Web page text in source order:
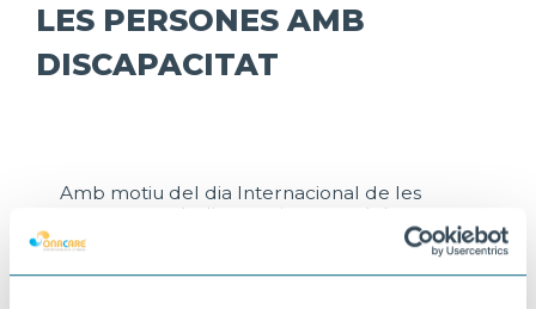
LES PERSONES AMB
DISCAPACITAT
Amb motiu del dia Internacional de les
persones amb discapacitat, es celebren
diverses activitats on l'Onada Cerdanyola
participa activament. Desde les xerrades
"Què és la discapacitat", trobada inclusiva i